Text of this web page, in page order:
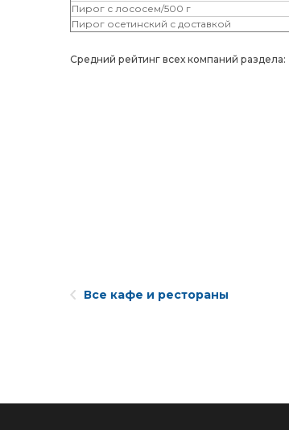
Пирог с лососем/500 г
Пирог осетинский с доставкой
Средний рейтинг всех компаний раздела:
Все кафе и рестораны